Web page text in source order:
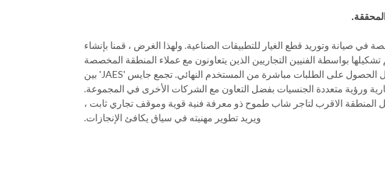
في صيانة وتوريد قطع الغيار للتطبيقات الصناعية. ولهذا الغرض ، قمنا بإنشاء
بواسطة الفنيين التجاريين الذين يتعاونون مع عملاء المنطقة المخصصة
من خلال الحصول على الطلبات مباشرة من المستخدم النهائي. تجمع جايس 'JAES' بين
ورؤية متعددة الجنسيات بفضل التعاون مع الشركات الأخرى في المجموعة.
المنطقة الاقرب لتاجر شاب طموح ذو معرفة فنية قوية وموقف تجاري ثابت ،
ويريد تطوير مهنيته في سياق يكافئ الإنجازات.